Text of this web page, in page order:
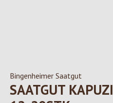
Bingenheimer Saatgut
SAATGUT